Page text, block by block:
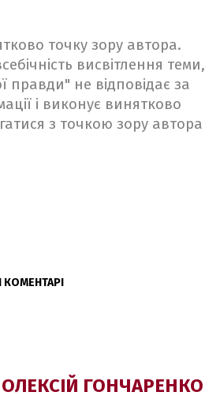
точку зору автора.
висвітлення теми,
правди" не відповідає за
і виконує винятково
з точкою зору автора
ОЛЕКСІЙ ГОНЧАРЕНКО